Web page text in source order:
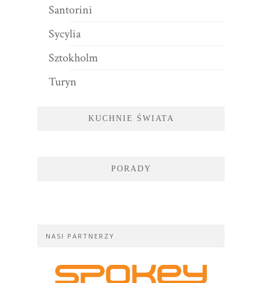
Santorini
Sycylia
Sztokholm
Turyn
KUCHNIE ŚWIATA
PORADY
NASI PARTNERZY